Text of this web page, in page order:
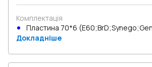
Комплектація
Пластина 70*6
Докладніше